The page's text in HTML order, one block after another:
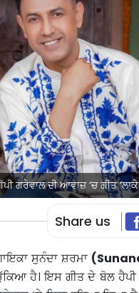
ਗਰੇਵਾਲ ਦੀ ਆਵਾਜ਼ ‘ਚ ਗੀਤ
Share us
ਸੁਨੰਦਾ ਸ਼ਰਮਾ
ਹੈ। ਇਸ ਗੀਤ ਦੇ ਬੋਲ ਹੈਪੀ